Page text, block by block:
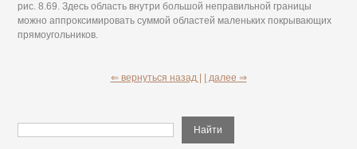
рис. 8.69. Здесь область внутри большой неправильной границы
можно аппроксимировать суммой областей маленьких покрывающих
прямоугольников.
⇐ вернуться назад | | далее ⇒